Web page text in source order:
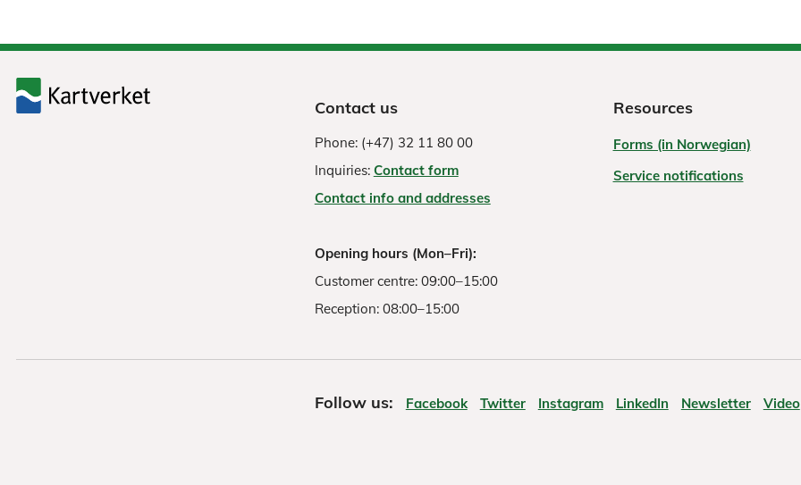
Contact us
Phone: (+47) 32 11 80 00
Inquiries: Contact form
Contact info and addresses
Opening hours (Mon–Fri):
Customer centre: 09:00–15:00
Reception: 08:00–15:00
Resources
Forms (in Norwegian)
Service notifications
Follow us: Facebook Twitter Instagram LinkedIn Newsletter Video